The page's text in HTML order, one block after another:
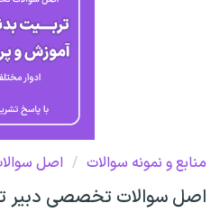
منابع و نمونه سوالات / اصل
اصل سوالات تخصصی دبیر